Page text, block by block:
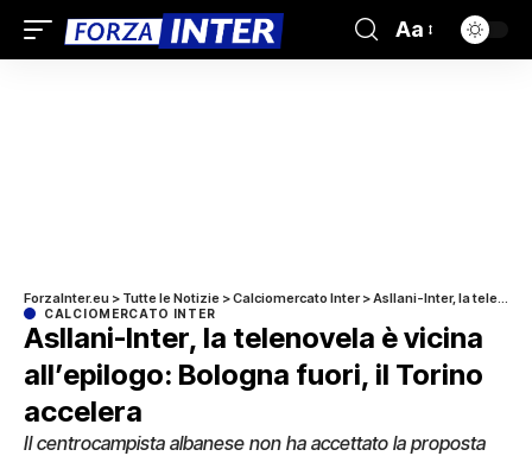
Aa
ForzaInter.eu > Tutte le Notizie >Calciomercato Inter>Asllani-Inter, la telenovela è vicina all’epilogo: Bologna fuori, il Torino accelera
CALCIOMERCATO INTER
Asllani-Inter, la telenovela è vicina
all’epilogo: Bologna fuori, il Torino
accelera
Il centrocampista albanese non ha accettato la proposta